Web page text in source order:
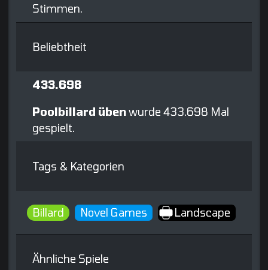
Stimmen.
Beliebtheit
433.698
Poolbillard übenwurde 433.698 Mal
gespielt.
Tags & Kategorien
Billard Novel Games Landscape
Ähnliche Spiele